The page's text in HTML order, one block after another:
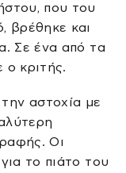
που του
βρέθηκε και
Σε ένα από τα
ο κριτής.
αστοχία με
Οι
το πιάτο του